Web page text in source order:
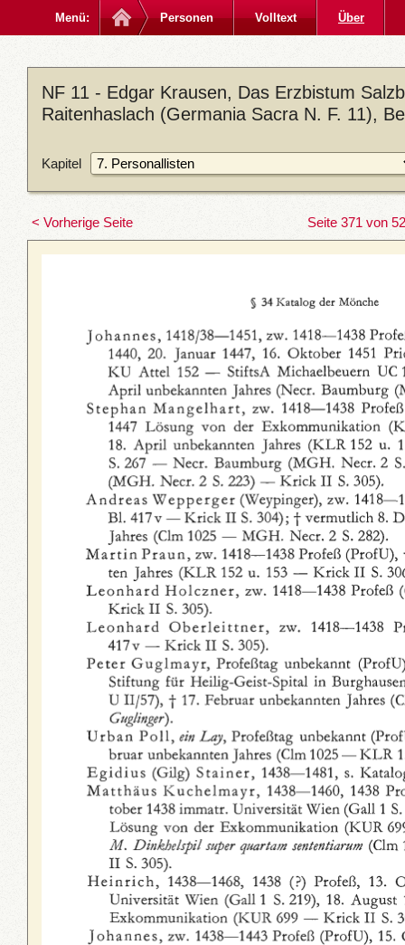
Menü: Personen Volltext Über
NF 11 - Edgar Krausen, Das Erzbistum
Raitenhaslach (Germania Sacra N. F. 11),
Kapitel
< Vorherige Seite Seite 371 von